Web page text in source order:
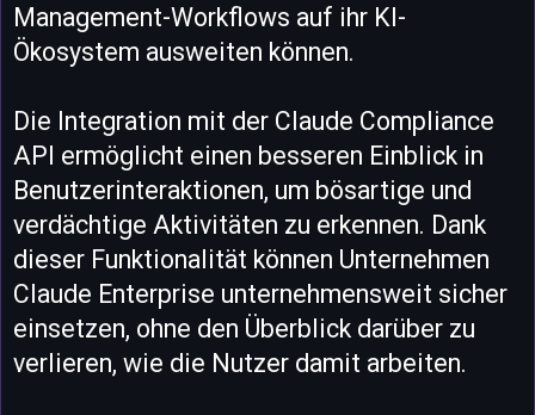
Management-Workflows auf ihr KI-
Ökosystem ausweiten können.
Die Integration mit der Claude Compliance
API ermöglicht einen besseren Einblick in
Benutzerinteraktionen, um bösartige und
verdächtige Aktivitäten zu erkennen. Dank
dieser Funktionalität können Unternehmen
Claude Enterprise unternehmensweit sicher
einsetzen, ohne den Überblick darüber zu
verlieren, wie die Nutzer damit arbeiten.